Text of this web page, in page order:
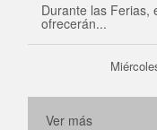
Durante las Ferias,
ofrecerán...
Ver más